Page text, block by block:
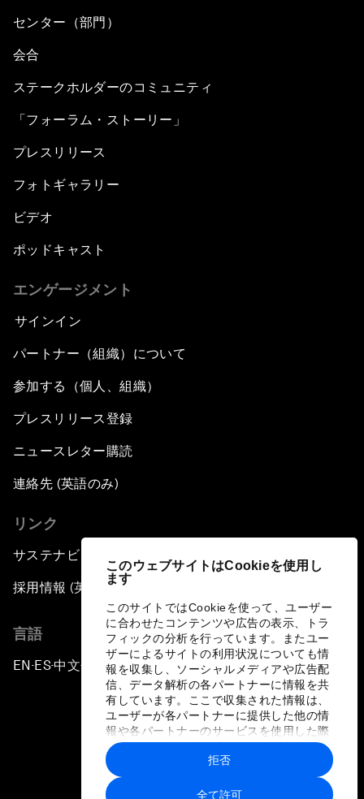
このウェブサイトはCookieを使用し
ます
このサイトではCookieを使って、ユーザー
に合わせたコンテンツや広告の表示、トラ
フィックの分析を行っています。またユー
ザーによるサイトの利用状況についても情
報を収集し、ソーシャルメディアや広告配
信、データ解析の各パートナーに情報を共
有しています。ここで収集された情報は、
ユーザーが各パートナーに提供した他の情
報や各パートナーのサービスを使用した際
に収集された情報と組み合わされ、各パー
トナーによって使用されることがありま
す。
全て許可
拒否
センター（部門）
会合
ステークホルダーのコミュニティ
「フォーラム・ストーリー」
プレスリリース
フォトギャラリー
ビデオ
ポッドキャスト
エンゲージメント
サインイン
パートナー（組織）について
参加する（個人、組織）
プレスリリース登録
ニュースレター購読
連絡先 (英語のみ)
リンク
サステナビリティへの取り組み
採用情報 (英語のみ)
言語
EN ▪ES▪中文▪ 日本語
プライバシーポリシーと利用規約